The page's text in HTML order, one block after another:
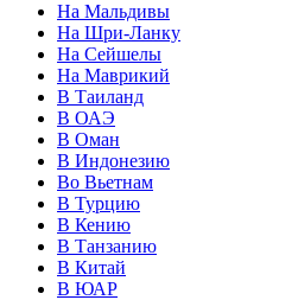
На Мальдивы
На Шри-Ланку
На Сейшелы
На Маврикий
В Таиланд
В ОАЭ
В Оман
В Индонезию
Во Вьетнам
В Турцию
В Кению
В Танзанию
В Китай
В ЮАР